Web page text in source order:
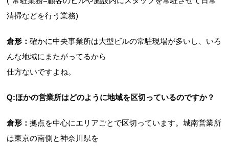
清掃などを行う業務)
倉形：確かに中央事業所は大型ビルの常駐現場が多いし、いろ
んな地域にまたがってるから
仕方ないですよね。
Q:ほかの営業所はどのように地域を区切っているのですか？
倉形：拠点を中心にエリアごとで区切っています。城南営業所
は東京の南側と神奈川県を